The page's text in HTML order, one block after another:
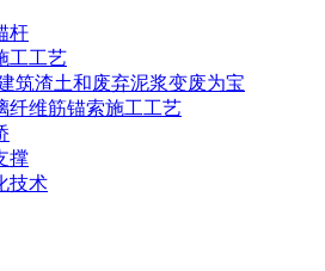
杆
工工艺
筑渣土和废弃泥浆变废为宝
纤维筋锚索施工工艺
撑
技术